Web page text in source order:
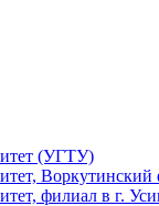
(УГТУ)
филиал в г.